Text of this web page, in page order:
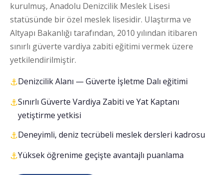
kurulmuş, Anadolu Denizcilik Meslek Lisesi
statüsünde bir özel meslek lisesidir. Ulaştırma ve
Altyapı Bakanlığı tarafından, 2010 yılından itibaren
sınırlı güverte vardiya zabiti eğitimi vermek üzere
yetkilendirilmiştir.
Denizcilik Alanı — Güverte İşletme Dalı eğitimi
Sınırlı Güverte Vardiya Zabiti ve Yat Kaptanı
yetiştirme yetkisi
Deneyimli, deniz tecrübeli meslek dersleri kadrosu
Yüksek öğrenime geçişte avantajlı puanlama